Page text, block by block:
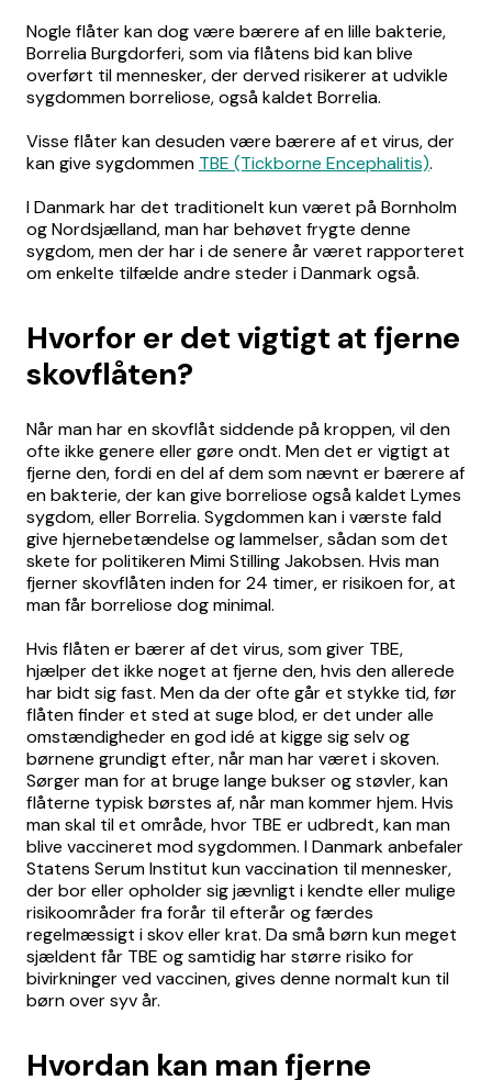
Nogle flåter kan dog være bærere af en lille bakterie,
Borrelia Burgdorferi, som via flåtens bid kan blive
overført til mennesker, der derved risikerer at udvikle
sygdommen borreliose, også kaldet Borrelia.
Visse flåter kan desuden være bærere af et virus, der
kan give sygdommen TBE (Tickborne Encephalitis).
I Danmark har det traditionelt kun været på Bornholm
og Nordsjælland, man har behøvet frygte denne
sygdom, men der har i de senere år været rapporteret
om enkelte tilfælde andre steder i Danmark også.
Hvorfor er det vigtigt at fjerne
skovflåten?
Når man har en skovflåt siddende på kroppen, vil den
ofte ikke genere eller gøre ondt. Men det er vigtigt at
fjerne den, fordi en del af dem som nævnt er bærere af
en bakterie, der kan give borreliose også kaldet Lymes
sygdom, eller Borrelia. Sygdommen kan i værste fald
give hjernebetændelse og lammelser, sådan som det
skete for politikeren Mimi Stilling Jakobsen. Hvis man
fjerner skovflåten inden for 24 timer, er risikoen for, at
man får borreliose dog minimal.
Hvis flåten er bærer af det virus, som giver TBE,
hjælper det ikke noget at fjerne den, hvis den allerede
har bidt sig fast. Men da der ofte går et stykke tid, før
flåten finder et sted at suge blod, er det under alle
omstændigheder en god idé at kigge sig selv og
børnene grundigt efter, når man har været i skoven.
Sørger man for at bruge lange bukser og støvler, kan
flåterne typisk børstes af, når man kommer hjem. Hvis
man skal til et område, hvor TBE er udbredt, kan man
blive vaccineret mod sygdommen. I Danmark anbefaler
Statens Serum Institut kun vaccination til mennesker,
der bor eller opholder sig jævnligt i kendte eller mulige
risikoområder fra forår til efterår og færdes
regelmæssigt i skov eller krat. Da små børn kun meget
sjældent får TBE og samtidig har større risiko for
bivirkninger ved vaccinen, gives denne normalt kun til
børn over syv år.
Hvordan kan man fjerne